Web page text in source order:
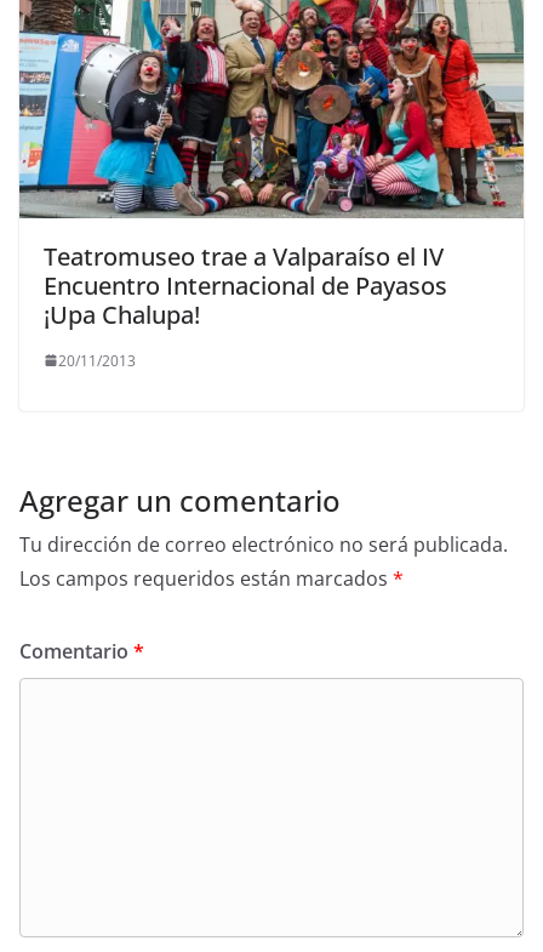
Teatromuseo trae a Valparaíso el IV
Encuentro Internacional de Payasos
¡Upa Chalupa!
20/11/2013
Agregar un comentario
Tu dirección de correo electrónico no será publicada.
Los campos requeridos están marcados *
Comentario *